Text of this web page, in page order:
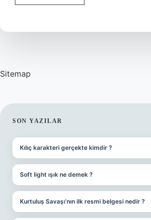
Ve
Nasıl
Sitemap
SIDEBAR
SON YAZILAR
Kılıç karakteri gerçekte kimdir ?
Soft light ışık ne demek ?
Kurtuluş Savaşı’nın ilk resmi belgesi nedir ?